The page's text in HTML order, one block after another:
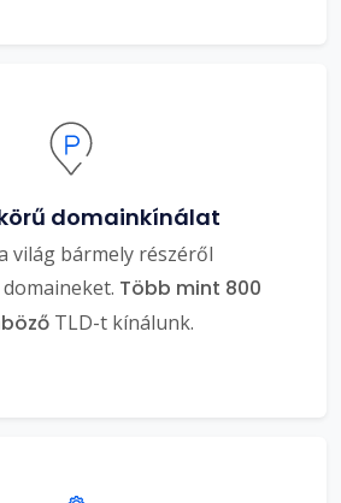
körű domainkínálat
világ bármely részéről
Több mint 800
TLD-t kínálunk.